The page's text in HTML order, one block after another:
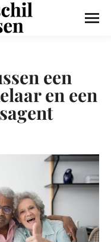
een
en een